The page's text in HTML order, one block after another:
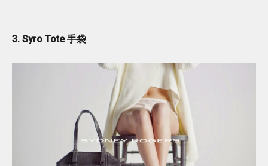
3. Syro Tote 手袋